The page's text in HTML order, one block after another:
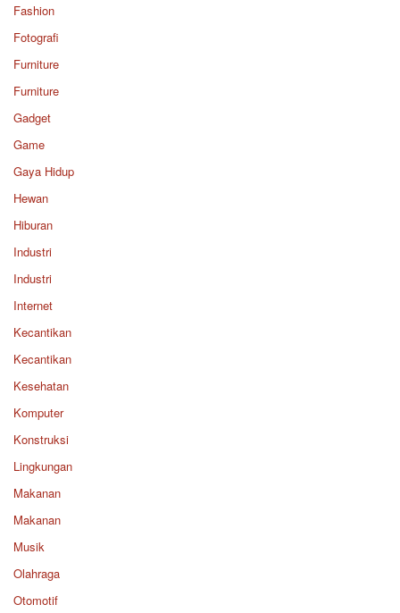
Fashion
Fotografi
Furniture
Furniture
Gadget
Game
Gaya Hidup
Hewan
Hiburan
Industri
Industri
Internet
Kecantikan
Kecantikan
Kesehatan
Komputer
Konstruksi
Lingkungan
Makanan
Makanan
Musik
Olahraga
Otomotif